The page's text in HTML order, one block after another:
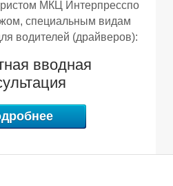
МКЦ Интерпресспо
специальным видам
водителей (драйверов):
вводная